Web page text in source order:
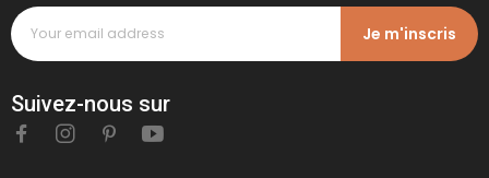
Je m'inscris
Suivez-nous sur